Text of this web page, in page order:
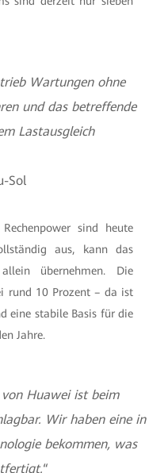
Wartungen ohne
und das betreffende
Lastausgleich
Sol
sind heute
aus, kann das
übernehmen. Die
rund 10 Prozent – da ist
eine stabile Basis für die
Jahre.
Huawei ist beim
Wir haben eine in
bekommen, was
“